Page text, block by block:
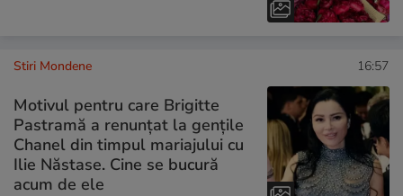
Stiri Mondene 16:57
Motivul pentru care Brigitte
Pastramă a renunțat la gențile
Chanel din timpul mariajului cu
Ilie Năstase. Cine se bucură
acum de ele